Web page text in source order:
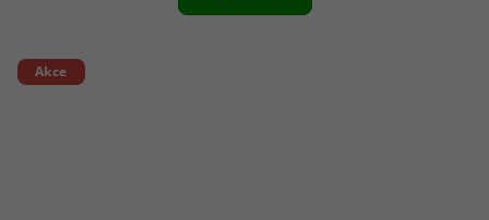
Akce